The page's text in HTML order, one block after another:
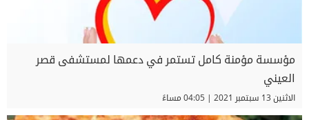
مؤسسة مؤمنة كامل تستمر في دعمها لمستشفى قصر
العيني
الاثنين 13 سبتمبر 2021 | 04:05 مساءً